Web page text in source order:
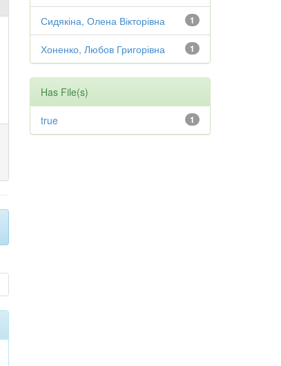
1
Сидякіна, Олена Вікторівна
1
Хоненко, Любов Григорівна
Has File(s)
1
true